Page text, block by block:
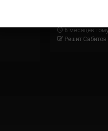
6 месяцев
Решит Сабитов